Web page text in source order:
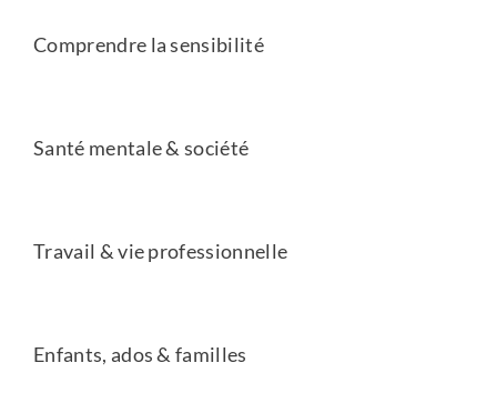
Comprendre la sensibilité
Santé mentale & société
Travail & vie professionnelle
Enfants, ados & familles